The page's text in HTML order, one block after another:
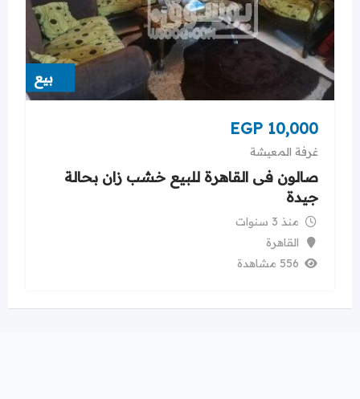
بيع
EGP 10,000
غرفة المعيشة
صالون فى القاهرة للبيع خشب زان بحالة
جيدة
منذ 3 سنوات
القاهرة
556 مشاهدة